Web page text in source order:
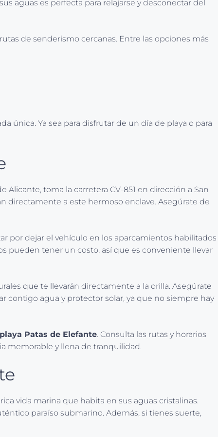
aguas es perfecta para relajarse y desconectar del
de senderismo cercanas. Entre las opciones más
única. Ya sea para disfrutar de un día de playa o para
Alicante, toma la carretera CV-851 en dirección a San
directamente a este hermoso enclave. Asegúrate de
por dejar el vehículo en los aparcamientos habilitados
pueden tener un costo, así que es conveniente llevar
que te llevarán directamente a la orilla. Asegúrate
contigo agua y protector solar, ya que no siempre hay
playa Patas de Elefante. Consulta las rutas y horarios
memorable y llena de tranquilidad.
vida marina que habita en sus aguas cristalinas.
paraíso submarino. Además, si tienes suerte,